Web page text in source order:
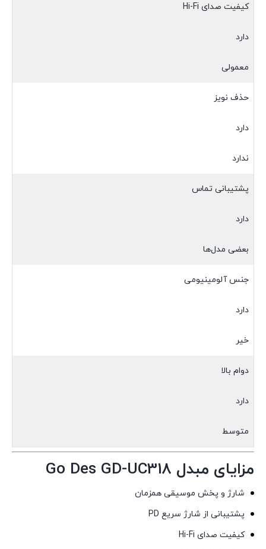
کیفیت صدای Hi-Fi
دارد
معمولی
حذف نویز
دارد
ندارد
پشتیبانی تماس
دارد
بعضی مدل‌ها
جنس آلومینیومی
دارد
خیر
دوام بالا
دارد
متوسط
مزایای مبدل Go Des GD-UC318
شارژ و پخش موسیقی همزمان
پشتیبانی از شارژ سریع PD
کیفیت صدای Hi-Fi